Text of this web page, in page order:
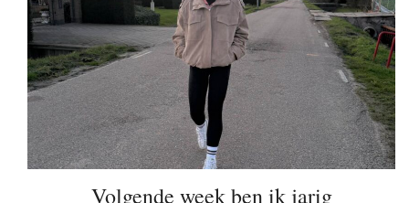
Volgende week ben ik jarig